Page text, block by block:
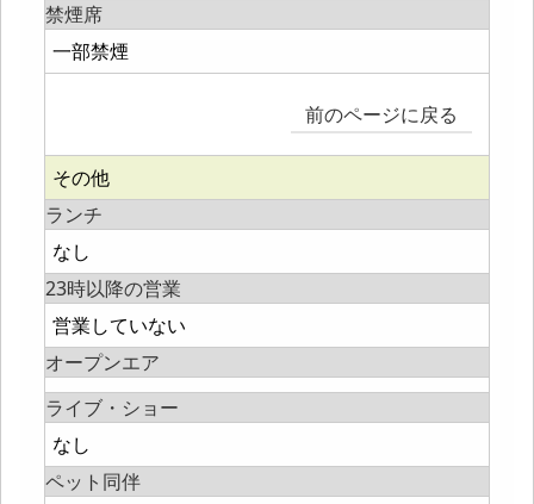
禁煙席
一部禁煙
前のページに戻る
その他
ランチ
なし
23時以降の営業
営業していない
オープンエア
ライブ・ショー
なし
ペット同伴